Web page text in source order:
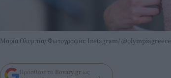
Μαρία Ολυμπία/ Φωτογραφία: Instagram/ @olympiagreece
Πρόσθεσε το Bovary.gr ως